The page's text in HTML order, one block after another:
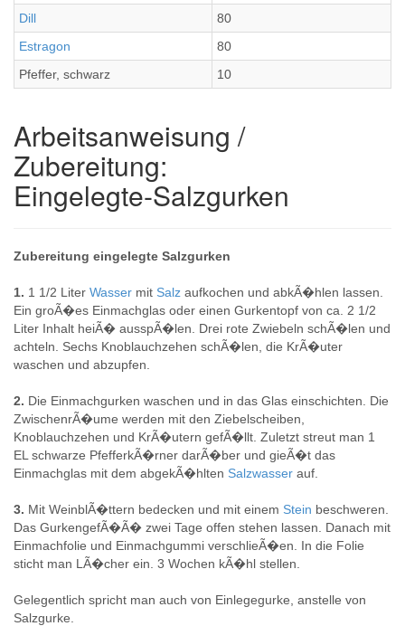
Dill
80
Estragon
80
Pfeffer, schwarz
10
Arbeitsanweisung /
Zubereitung:
Eingelegte-Salzgurken
Zubereitung eingelegte Salzgurken
1. 1 1/2 Liter Wasser mit Salz aufkochen und abkÃ�hlen lassen.
Ein groÃ�es Einmachglas oder einen Gurkentopf von ca. 2 1/2
Liter Inhalt heiÃ� ausspÃ�len. Drei rote Zwiebeln schÃ�len und
achteln. Sechs Knoblauchzehen schÃ�len, die KrÃ�uter
waschen und abzupfen.
2. Die Einmachgurken waschen und in das Glas einschichten. Die
ZwischenrÃ�ume werden mit den Ziebelscheiben,
Knoblauchzehen und KrÃ�utern gefÃ�llt. Zuletzt streut man 1
EL schwarze PfefferkÃ�rner darÃ�ber und gieÃ�t das
Einmachglas mit dem abgekÃ�hlten Salzwasser auf.
3. Mit WeinblÃ�ttern bedecken und mit einem Stein beschweren.
Das GurkengefÃ�Ã� zwei Tage offen stehen lassen. Danach mit
Einmachfolie und Einmachgummi verschlieÃ�en. In die Folie
sticht man LÃ�cher ein. 3 Wochen kÃ�hl stellen.
Gelegentlich spricht man auch von Einlegegurke, anstelle von
Salzgurke.